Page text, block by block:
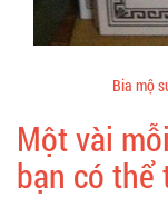
Bia mộ
Một vài
bạn có thể